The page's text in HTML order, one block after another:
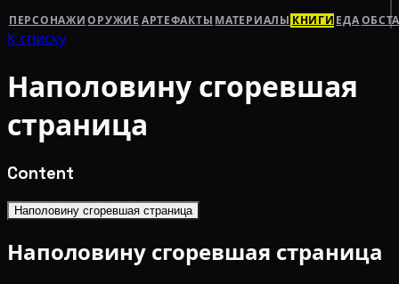
ПЕРСОНАЖИ ОРУЖИЕ АРТЕФАКТЫ МАТЕРИАЛЫ КНИГИ ЕДА
К списку
Наполовину сгоревшая
страница
Content
Наполовину сгоревшая страница
Наполовину сгоревшая страница